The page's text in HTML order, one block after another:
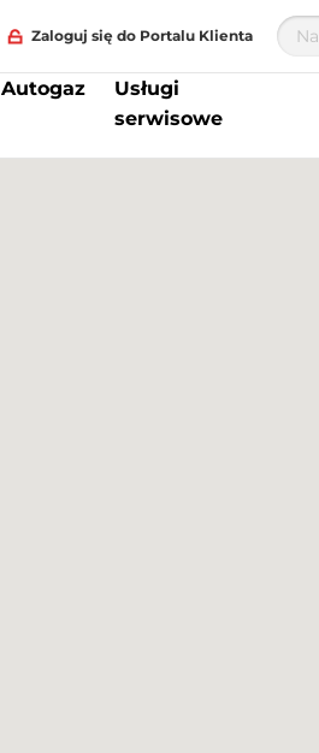
Zaloguj się do Portalu Klienta
Autogaz
Usługi
serwisowe